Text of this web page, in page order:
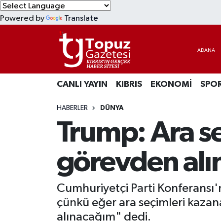
Powered by Translate
CANLI YAYIN KIBRIS EKONOMİ
HABERLER DÜNYA
Trump: Ara
görevden
Cumhuriyetçi Parti
çünkü eğer ara seçimleri
alınacağım" dedi.
EKONOMİ
MAGAZİN
TEKNOLOJİ
TÜRKİYE
Lefkoşa Nöbetçi Eczaneler
Lefkoşa Hava Durumu
Lefkoşa Trafik Yoğunluk Haritası
Süper Lig Puan Durumu ve Fikstür
Tüm Manşetler
Son Dakika Haberleri
Haber Arşivi